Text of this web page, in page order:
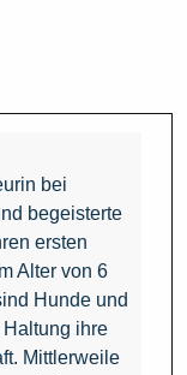
bei
begeisterte
ersten
Alter von 6
Hunde und
ihre
Mittlerweile